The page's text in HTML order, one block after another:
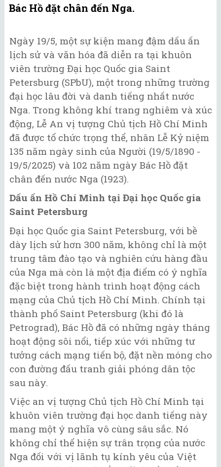
Bác Hồ đặt chân đến Nga.
Ngày 19/5, một sự kiện mang đậm dấu ấn
lịch sử và văn hóa đã diễn ra tại khuôn
viên trường Đại học Quốc gia Saint
Petersburg (SPbU), một trong những trường
đại học lâu đời và danh tiếng nhất nước
Nga. Trong không khí trang nghiêm và xúc
động, Lễ An vị tượng Chủ tịch Hồ Chí Minh
đã được tổ chức trọng thể, nhân Lễ Kỷ niệm
135 năm ngày sinh của Người (19/5/1890 -
19/5/2025) và 102 năm ngày Bác Hồ đặt
chân đến nước Nga (1923).
Dấu ấn Hồ Chí Minh tại Đại học Quốc gia
Saint Petersburg
Đại học Quốc gia Saint Petersburg, với bề
dày lịch sử hơn 300 năm, không chỉ là một
trung tâm đào tạo và nghiên cứu hàng đầu
của Nga mà còn là một địa điểm có ý nghĩa
đặc biệt trong hành trình hoạt động cách
mạng của Chủ tịch Hồ Chí Minh. Chính tại
thành phố Saint Petersburg (khi đó là
Petrograd), Bác Hồ đã có những ngày tháng
hoạt động sôi nổi, tiếp xúc với những tư
tưởng cách mạng tiến bộ, đặt nền móng cho
con đường đấu tranh giải phóng dân tộc
sau này.
Việc an vị tượng Chủ tịch Hồ Chí Minh tại
khuôn viên trường đại học danh tiếng này
mang một ý nghĩa vô cùng sâu sắc. Nó
không chỉ thể hiện sự trân trọng của nước
Nga đối với vị lãnh tụ kính yêu của Việt